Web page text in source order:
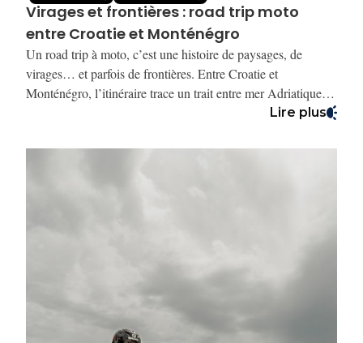
Virages et frontières : road trip moto
entre Croatie et Monténégro
Un road trip à moto, c’est une histoire de paysages, de
virages… et parfois de frontières. Entre Croatie et
Monténégro, l’itinéraire trace un trait entre mer Adriatique,
routes en balcon, canyons inoubliables et silence de haute
dans les entrailles de la Tara, jusqu’aux confins du parc de
Lire plus